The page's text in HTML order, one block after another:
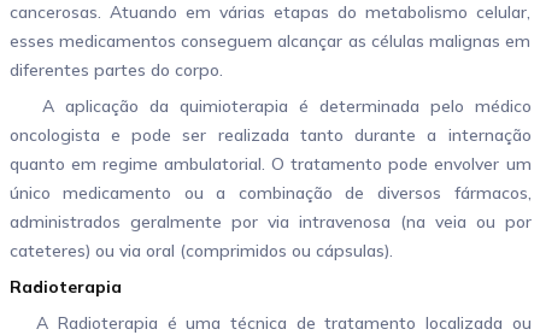
cancerosas. Atuando em várias etapas do metabolismo celular,
esses medicamentos conseguem alcançar as células malignas em
diferentes partes do corpo.
A aplicação da quimioterapia é determinada pelo médico
oncologista e pode ser realizada tanto durante a internação
quanto em regime ambulatorial. O tratamento pode envolver um
único medicamento ou a combinação de diversos fármacos,
administrados geralmente por via intravenosa (na veia ou por
cateteres) ou via oral (comprimidos ou cápsulas).
Radioterapia
A Radioterapia é uma técnica de tratamento localizada ou